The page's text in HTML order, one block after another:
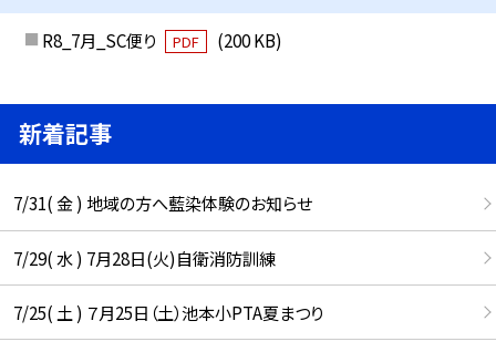
R8_7月_SC便り PDF (200 KB)
新着記事
7/31( 金 ) 地域の方へ藍染体験のお知らせ
7/29( 水 ) 7月28日(火)自衛消防訓練
7/25( 土 ) ７月25日（土）池本小PTA夏まつり